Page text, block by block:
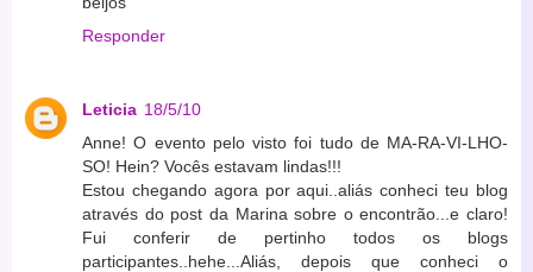
Responder
Leticia 18/5/10
Anne! O evento pelo visto foi tudo de MA-RA-VI-LHO-
SO! Hein? Vocês estavam lindas!!!
Estou chegando agora por aqui..aliás conheci teu blog
através do post da Marina sobre o encontrão...e claro!
Fui conferir de pertinho todos os blogs
participantes..hehe...Aliás, depois que conheci o